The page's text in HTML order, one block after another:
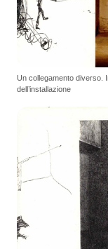
Un collegamento diverso.
dell’installazione